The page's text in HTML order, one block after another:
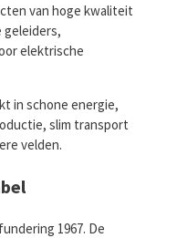
van hoge kwaliteit
geleiders,
elektrische
in schone energie,
slim transport
velden.
1967. De